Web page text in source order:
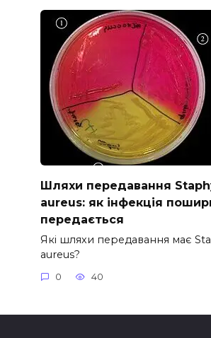
Шляхи передавання
aureus: як інфекція
передається
Які шляхи передавання має
aureus?
0 40